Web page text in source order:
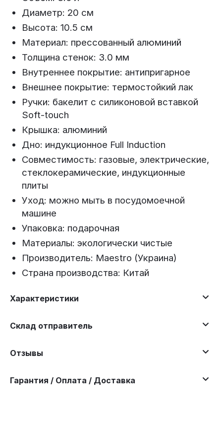
Диаметр: 20 см
Высота: 10.5 см
Материал: прессованный алюминий
Толщина стенок: 3.0 мм
Внутреннее покрытие: антипригарное
Внешнее покрытие: термостойкий лак
Ручки: бакелит с силиконовой вставкой
Soft-touch
Крышка: алюминий
Дно: индукционное Full Induction
Совместимость: газовые, электрические,
стеклокерамические, индукционные
плиты
Уход: можно мыть в посудомоечной
машине
Упаковка: подарочная
Материалы: экологически чистые
Производитель: Maestro (Украина)
Страна производства: Китай
Характеристики
Склад отправитель
Отзывы
Гарантия / Оплата / Доставка